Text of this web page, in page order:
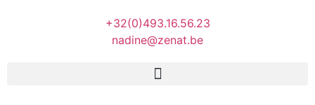
+32(0)493.16.56.23
nadine@zenat.be